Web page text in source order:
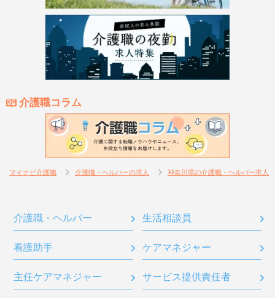
介護職コラム
マイナビ介護職 介護職・ヘルパーの求人 神奈川県の介護職・ヘルパー求人
介護職・ヘルパー 生活相談員
看護助手 ケアマネジャー
主任ケアマネジャー サービス提供責任者